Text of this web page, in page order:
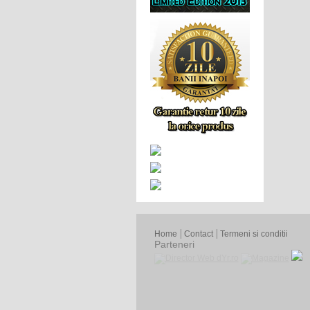
Home
Contact Termeni si conditii
Parteneri